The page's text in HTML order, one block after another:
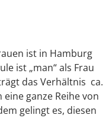
ist in Hamburg
ist „man“ als Frau
das Verhältnis ca.
ganze Reihe von
gelingt es, diesen